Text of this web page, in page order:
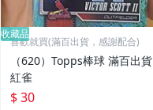
收藏品
喜歡就買(滿百出貨，感謝配合)
（620）Topps棒球 滿百出貨
紅雀
$ 30